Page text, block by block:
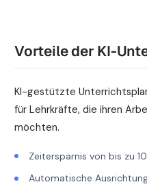
Vorteile der KI-
KI-gestützte
für Lehrkräfte, die ihren
möchten.
Zeitersparnis von bis zu
Automatische